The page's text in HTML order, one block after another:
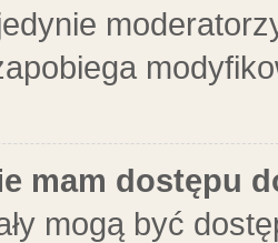
mam dostępu
mogą być